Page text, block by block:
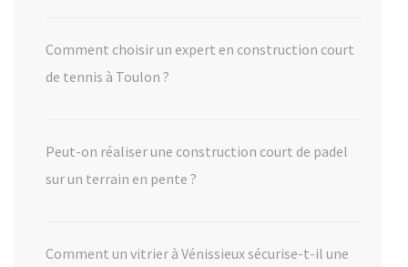
Comment choisir un expert en construction court
de tennis à Toulon ?
Peut-on réaliser une construction court de padel
sur un terrain en pente ?
Comment un vitrier à Vénissieux sécurise-t-il une